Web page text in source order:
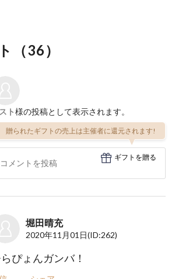
（36）
ト様の投稿として表示されます。
贈られたギフトの売上は主催者に還元されます!
ギフトを贈る
堀田晴充
2020年11月01日(ID:262)
ぴょんガンバ！